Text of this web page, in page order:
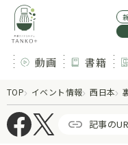
動画 書籍
TOP イベント情報 西日本
記事の